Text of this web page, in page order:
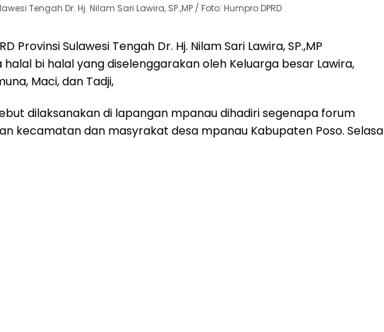
Tengah Dr. Hj. Nilam Sari Lawira, SP.,MP / Foto: Humpro DPRD
Provinsi Sulawesi Tengah Dr. Hj. Nilam Sari Lawira, SP.,MP
bi halal yang diselenggarakan oleh Keluarga besar Lawira,
Maci, dan Tadji,
dilaksanakan di lapangan mpanau dihadiri segenapa forum
kecamatan dan masyrakat desa mpanau Kabupaten Poso. Selasa